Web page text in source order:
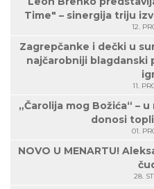
Time" – sinergija triju
12.
Zagrepčanke i dečki u
najčarobniji blagdanski
11.
„Čarolija mog Božića“ –
donosi
01.
NOVO U MENARTU!
28.